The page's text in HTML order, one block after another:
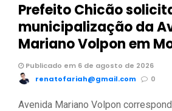
Prefeito Chicão
municipalização da
Mariano Volpon em
Publicado em 6 de agosto de 2026
renatofariah@gmail.com
0
Avenida Mariano Volpon